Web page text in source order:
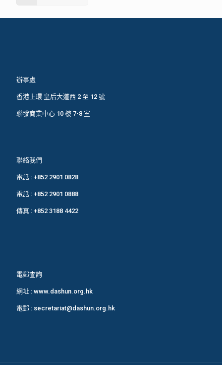
辦事處
香港上環 皇后大道西 2 至 12 號
聯發商業中心 10 樓 7-8 室
聯絡我們
電話 : +852 2901 0828
電話 : +852 2901 0888
傳真 : +852 3188 4422
電郵查詢
網址 : www.dashun.org.hk
電郵 : secretariat@dashun.org.hk